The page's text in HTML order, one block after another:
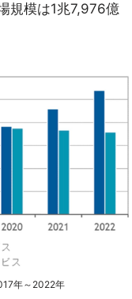
規模は1兆7,976億
年～2022年